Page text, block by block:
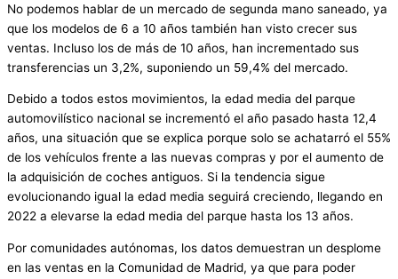
No podemos hablar de un mercado de segunda mano saneado, ya
que los modelos de 6 a 10 años también han visto crecer sus
ventas. Incluso los de más de 10 años, han incrementado sus
transferencias un 3,2%, suponiendo un 59,4% del mercado.
Debido a todos estos movimientos, la edad media del parque
automovilístico nacional se incrementó el año pasado hasta 12,4
años, una situación que se explica porque solo se achatarró el 55%
de los vehículos frente a las nuevas compras y por el aumento de
la adquisición de coches antiguos. Si la tendencia sigue
evolucionando igual la edad media seguirá creciendo, llegando en
2022 a elevarse la edad media del parque hasta los 13 años.
Por comunidades autónomas, los datos demuestran un desplome
en las ventas en la Comunidad de Madrid, ya que para poder